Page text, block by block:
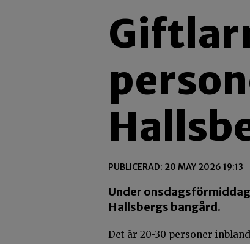
PUBLICERAD: 20 MAY 2026 19:13
Under
Hallsbergs bangård.
Det är 20-30 personer